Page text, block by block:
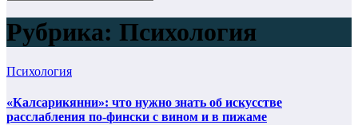
Рубрика: Психология
Психология
«Калсарикянни»: что нужно знать об искусстве
расслабления по-фински с вином и в пижаме